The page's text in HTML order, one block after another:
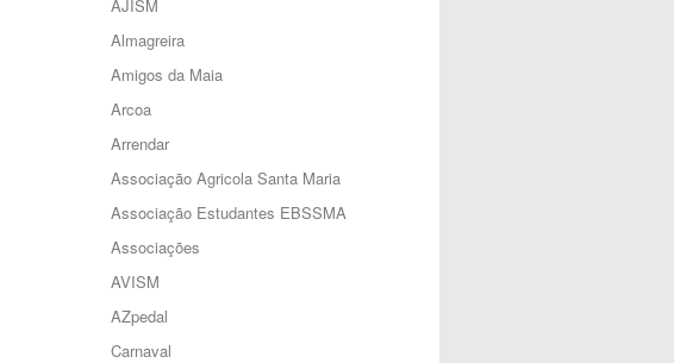
AJISM
Almagreira
Amigos da Maia
Arcoa
Arrendar
Associação Agricola Santa Maria
Associação Estudantes EBSSMA
Associações
AVISM
AZpedal
Carnaval